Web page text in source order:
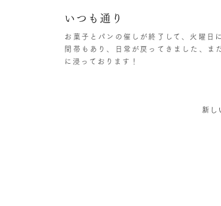
いつも通り
お菓子とパンの催しが終了して、火曜日
間帯もあり、日常が戻ってきました、ま
に浸っております！
新し